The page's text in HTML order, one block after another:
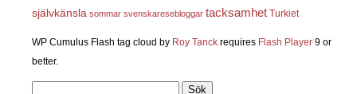
självkänsla sommar svenskaresebloggar tacksamhet Turkiet
WP Cumulus Flash tag cloud by Roy Tanck requires Flash Player 9 or
better.